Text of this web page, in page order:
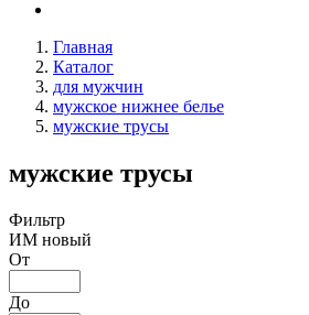
Главная
Каталог
для мужчин
мужское нижнее белье
мужские трусы
мужские трусы
Фильтр
ИМ новый
От
До